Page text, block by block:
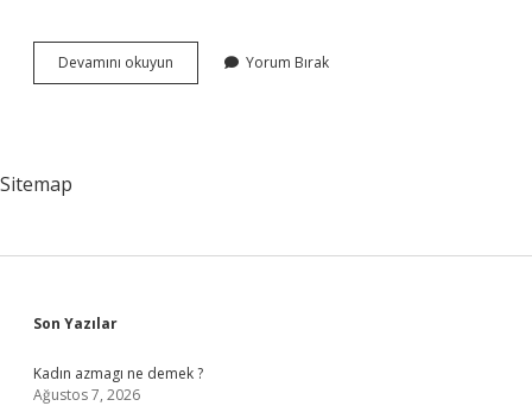
Devamını okuyun
Şakrak
Yorum Bırak
Sitemap
Sidebar
Son Yazılar
Kadın azmagı ne demek ?
Ağustos 7, 2026